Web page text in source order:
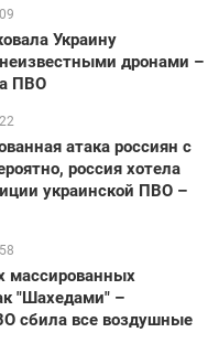
Украину
дронами –
ПВО
атака россиян с
россия хотела
украинской ПВО –
массированных
"Шахедами" –
сбила все воздушные